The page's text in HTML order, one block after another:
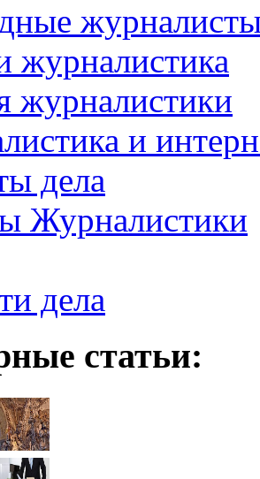
журналистики
и
дела
Журналистики
дела
статьи: